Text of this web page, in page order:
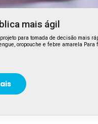
mais ágil
para tomada de decisão mais
oropouche e febre amarela Para